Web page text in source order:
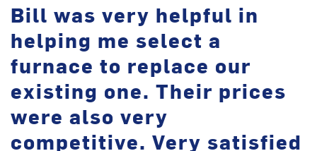
Bill was very helpful in
helping me select a
furnace to replace our
existing one. Their prices
were also very
competitive. Very satisfied